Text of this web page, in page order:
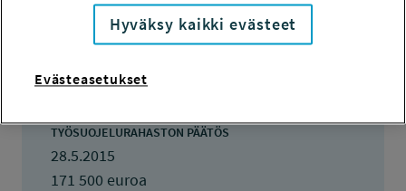
svetlana.solovieva@ttl.fi
1.1.2016 - 30.11.2019
TYÖSUOJELURAHASTON PÄÄTÖS
28.5.2015
171 500 euroa
Hyväksy kaikki evästeet
Evästeasetukset